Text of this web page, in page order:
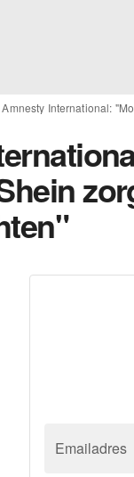
Amnesty International:
Emailadres